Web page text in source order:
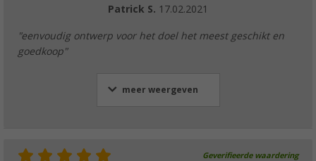
Patrick S. 17.02.2021
"eenvoudig ontwerp voor het doel het meest geschikt en
goedkoop"
meer weergeven
Geverifieerde waardering